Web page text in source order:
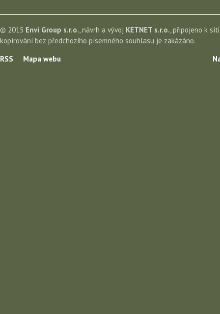
© 2015 Envi Group s.r.o., návrh a vývoj KETNET s.r.o., připojeno k
kopírování bez předchozího písemného souhlasu je zakázáno.
RSS
Mapa webu